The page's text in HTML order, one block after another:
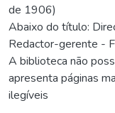
de 1906)
Abaixo do título:
Redactor-gerente -
A biblioteca não
apresenta páginas
ilegíveis